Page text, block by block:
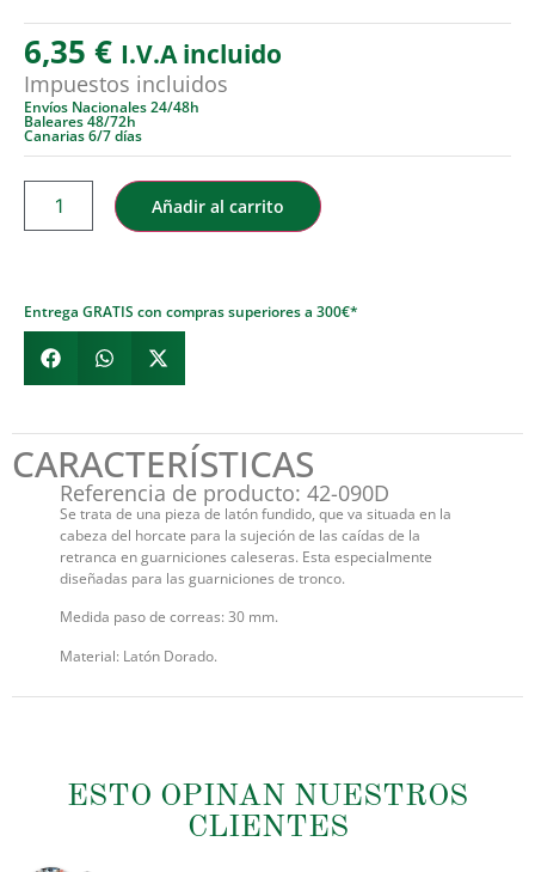
6,35 € I.V.A incluido
Impuestos incluidos
Envíos Nacionales 24/48h
Baleares 48/72h
Canarias 6/7 días
Añadir al carrito
Entrega GRATIS con compras superiores a 300€*
CARACTERÍSTICAS
Referencia de producto: 42-090D
Se trata de una pieza de latón fundido, que va situada en la
cabeza del horcate para la sujeción de las caídas de la
retranca en guarniciones caleseras. Esta especialmente
diseñadas para las guarniciones de tronco.
Medida paso de correas: 30 mm.
Material: Latón Dorado.
ESTO OPINAN NUESTROS
CLIENTES